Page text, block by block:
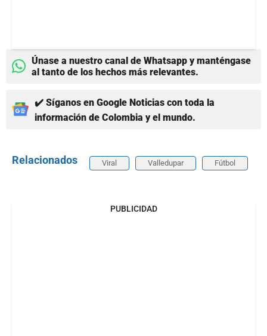
Únase a nuestro canal de Whatsapp y manténgase
al tanto de los hechos más relevantes.
✔️ Síganos en Google Noticias con toda la
información de Colombia y el mundo.
Relacionados Viral Valledupar Fútbol
PUBLICIDAD